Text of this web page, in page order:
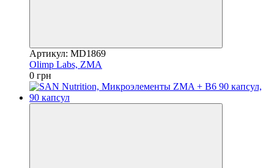
Артикул: MD1869
Olimp Labs, ZMA
0 грн